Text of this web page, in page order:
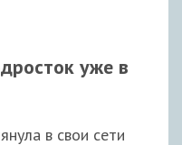
уже в
в свои сети